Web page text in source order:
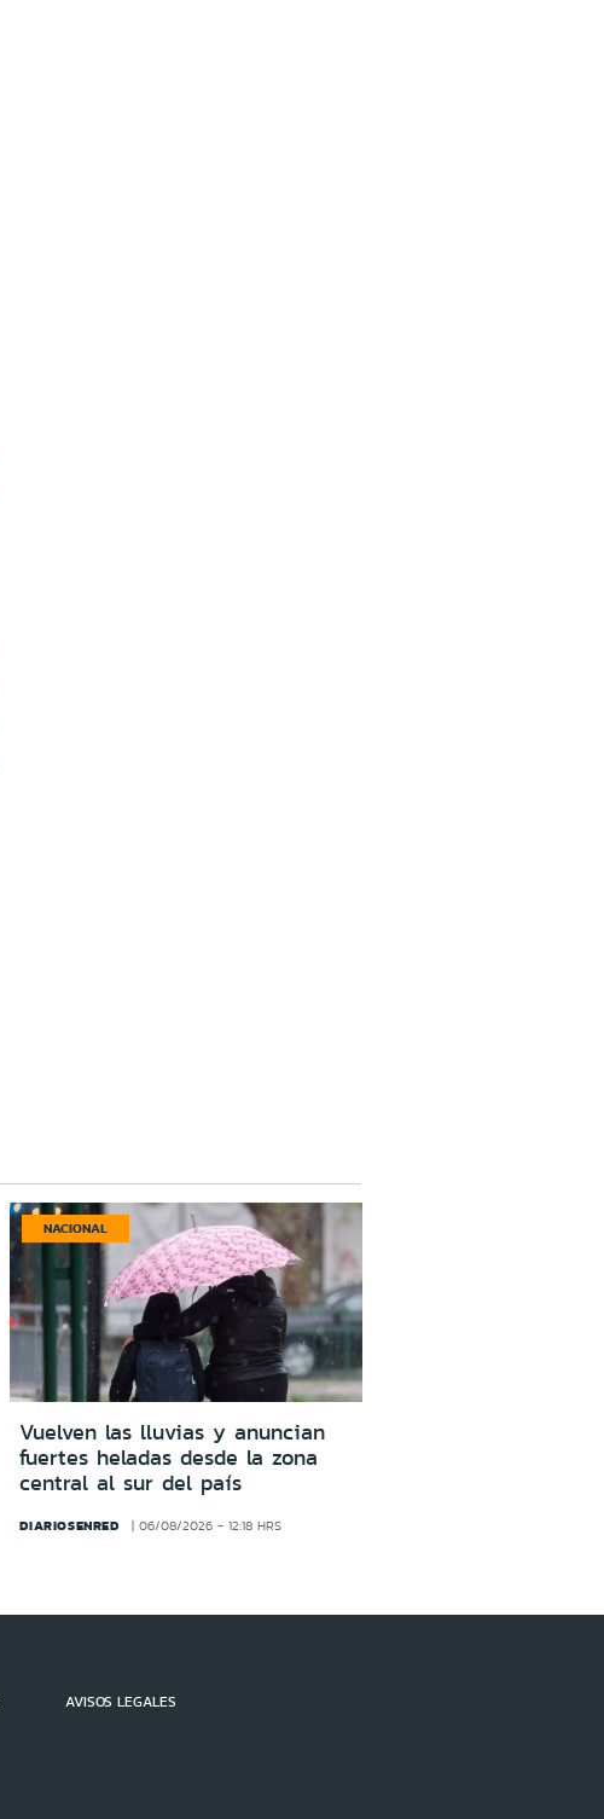
NACIONAL
Vuelven las lluvias y anuncian
fuertes heladas desde la zona
central al sur del país
DIARIOSENRED 06/08/2026 - 12:18 HRS
AVISOS LEGALES